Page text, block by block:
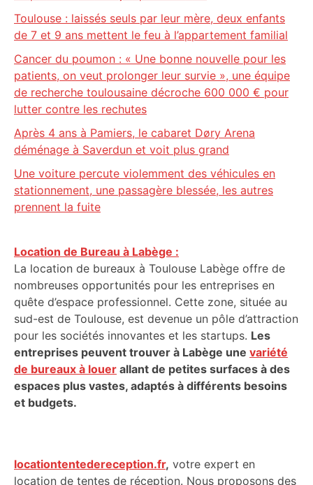
Toulouse : laissés seuls par leur mère, deux enfants
de 7 et 9 ans mettent le feu à l’appartement familial
Cancer du poumon : « Une bonne nouvelle pour les
patients, on veut prolonger leur survie », une équipe
de recherche toulousaine décroche 600 000 € pour
lutter contre les rechutes
Après 4 ans à Pamiers, le cabaret Døry Arena
déménage à Saverdun et voit plus grand
Une voiture percute violemment des véhicules en
stationnement, une passagère blessée, les autres
prennent la fuite
Location de Bureau à Labège :
La location de bureaux à Toulouse Labège offre de
nombreuses opportunités pour les entreprises en
quête d’espace professionnel. Cette zone, située au
sud-est de Toulouse, est devenue un pôle d’attraction
pour les sociétés innovantes et les startups. Les
entreprises peuvent trouver à Labège une variété
de bureaux à louer allant de petites surfaces à des
espaces plus vastes, adaptés à différents besoins
et budgets.
locationtentedereception.fr, votre expert en
location de tentes de réception. Nous proposons des